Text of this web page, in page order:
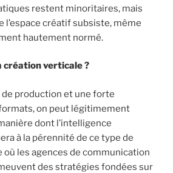
restent minoritaires, mais
l’espace créatif subsiste, même
hautement normé.
création verticale ?
production et une forte
on peut légitimement
dont l’intelligence
à la pérennité de ce type de
où les agences de communication
des stratégies fondées sur